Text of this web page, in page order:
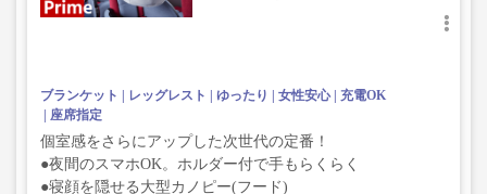
ブランケット レッグレスト ゆったり 女性安心
充電OK
座席指定
個室感をさらにアップした次世代の定番！
●夜間のスマホOK。ホルダー付で手もらくらく
●寝顔を隠せる大型カノピー(フード)